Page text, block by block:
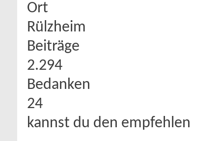
Ort
Rülzheim
Beiträge
2.294
Bedanken
24
kannst du den empfehlen